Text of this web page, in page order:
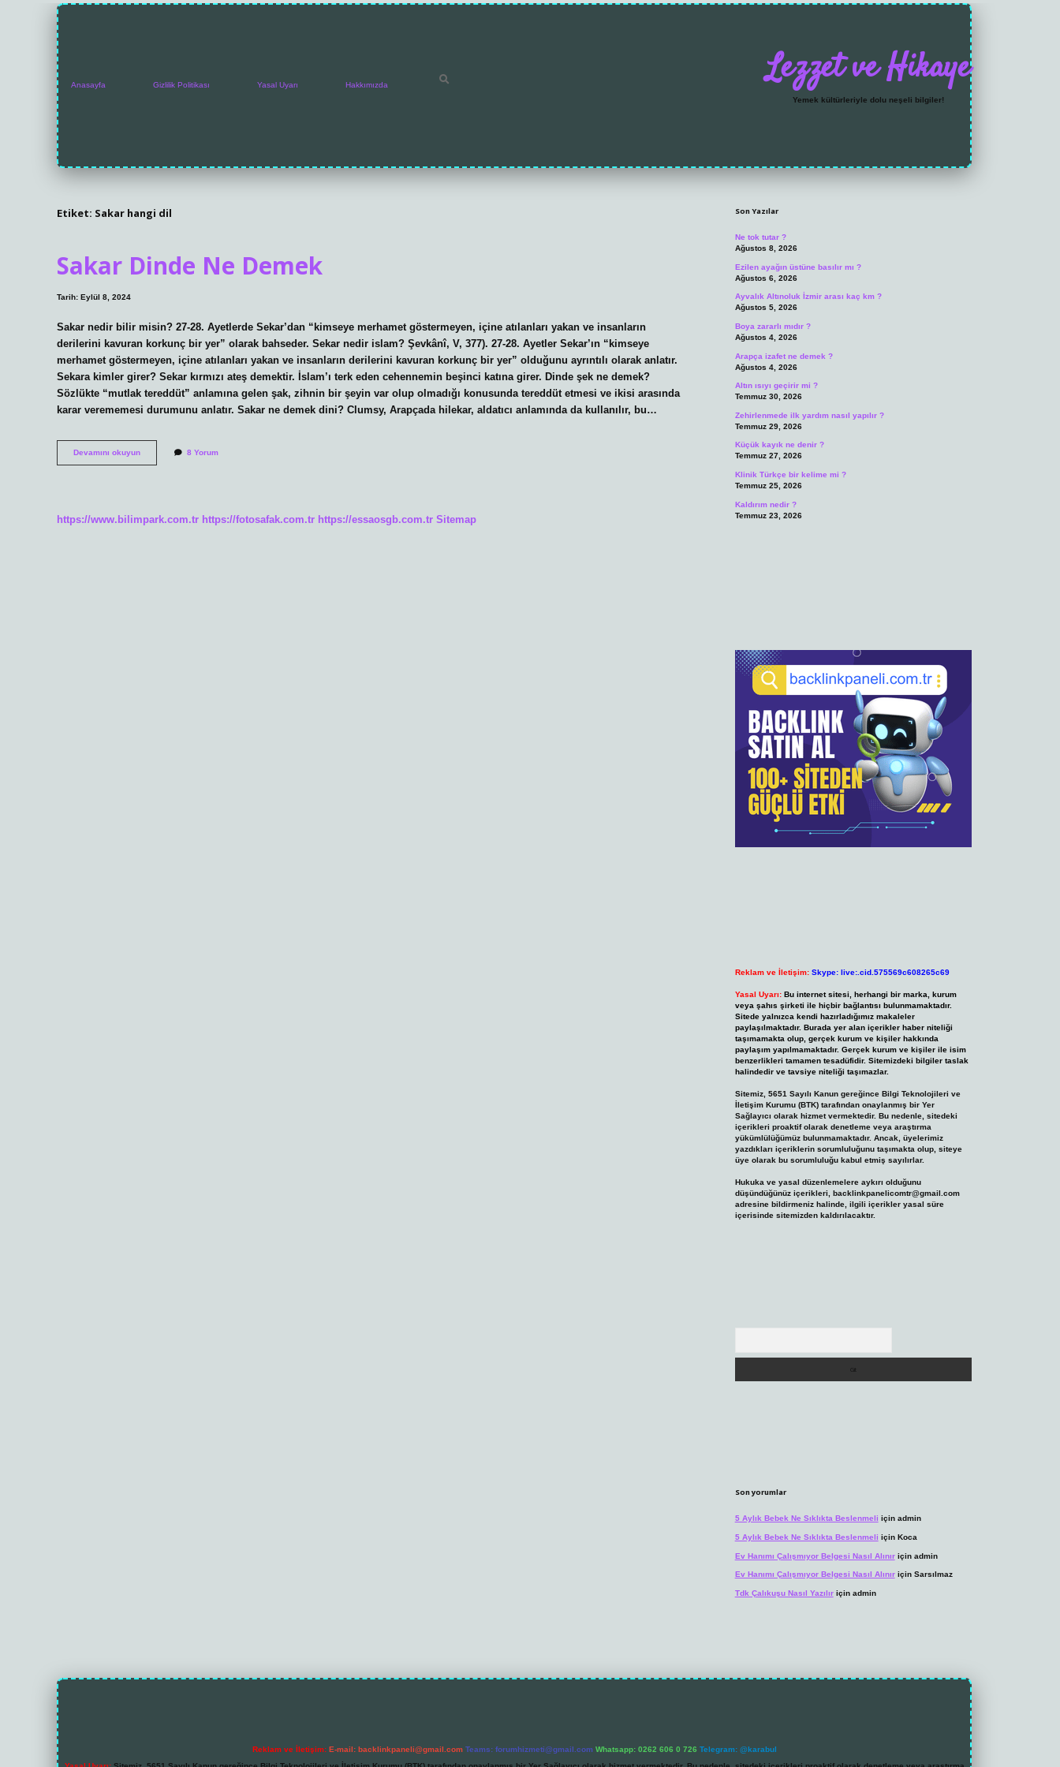
Anasayfa Gizlilik Politikası Yasal Uyarı Hakkımızda Lezzet ve Hikaye
Yemek kültürleriyle dolu neşeli bilgiler!
Etiket: Sakar hangi dil
Sakar Dinde Ne Demek
Tarih: Eylül 8, 2024
Sakar nedir bilir misin? 27-28. Ayetlerde Sekar’dan “kimseye merhamet göstermeyen, içine atılanları yakan ve insanların
derilerini kavuran korkunç bir yer” olarak bahseder. Sekar nedir islam? Şevkânî, V, 377). 27-28. Ayetler Sekar’ın “kimseye
merhamet göstermeyen, içine atılanları yakan ve insanların derilerini kavuran korkunç bir yer” olduğunu ayrıntılı olarak anlatır.
Sekara kimler girer? Sekar kırmızı ateş demektir. İslam’ı terk eden cehennemin beşinci katına girer. Dinde şek ne demek?
Sözlükte “mutlak tereddüt” anlamına gelen şak, zihnin bir şeyin var olup olmadığı konusunda tereddüt etmesi ve ikisi arasında
karar verememesi durumunu anlatır. Sakar ne demek dini? Clumsy, Arapçada hilekar, aldatıcı anlamında da kullanılır, bu…
Devamını okuyunSakar
Dinde
8 Yorum
https://www.bilimpark.com.tr https://fotosafak.com.tr https://essaosgb.com.tr Sitemap
Sidebar
Son Yazılar
Ne tok tutar ?
Ağustos 8, 2026
Ezilen ayağın üstüne basılır mı ?
Ağustos 6, 2026
Ayvalık Altınoluk İzmir arası kaç km ?
Ağustos 5, 2026
Boya zararlı mıdır ?
Ağustos 4, 2026
Arapça izafet ne demek ?
Ağustos 4, 2026
Altın ısıyı geçirir mi ?
Temmuz 30, 2026
Zehirlenmede ilk yardım nasıl yapılır ?
Temmuz 29, 2026
Küçük kayık ne denir ?
Temmuz 27, 2026
Klinik Türkçe bir kelime mi ?
Temmuz 25, 2026
Kaldırım nedir ?
Temmuz 23, 2026
Reklam ve İletişim: Skype: live:.cid.575569c608265c69
Yasal Uyarı: Bu internet sitesi, herhangi bir marka, kurum
veya şahıs şirketi ile hiçbir bağlantısı bulunmamaktadır.
Sitede yalnızca kendi hazırladığımız makaleler
paylaşılmaktadır. Burada yer alan içerikler haber niteliği
taşımamakta olup, gerçek kurum ve kişiler hakkında
paylaşım yapılmamaktadır. Gerçek kurum ve kişiler ile isim
benzerlikleri tamamen tesadüfidir. Sitemizdeki bilgiler taslak
halindedir ve tavsiye niteliği taşımazlar.
Sitemiz, 5651 Sayılı Kanun gereğince Bilgi Teknolojileri ve
İletişim Kurumu (BTK) tarafından onaylanmış bir Yer
Sağlayıcı olarak hizmet vermektedir. Bu nedenle, sitedeki
içerikleri proaktif olarak denetleme veya araştırma
yükümlülüğümüz bulunmamaktadır. Ancak, üyelerimiz
yazdıkları içeriklerin sorumluluğunu taşımakta olup, siteye
üye olarak bu sorumluluğu kabul etmiş sayılırlar.
Hukuka ve yasal düzenlemelere aykırı olduğunu
düşündüğünüz içerikleri, backlinkpanelicomtr@gmail.com
adresine bildirmeniz halinde, ilgili içerikler yasal süre
içerisinde sitemizden kaldırılacaktır.
Son yorumlar
5 Aylık Bebek Ne Sıklıkta Beslenmeli için admin
5 Aylık Bebek Ne Sıklıkta Beslenmeli için Koca
Ev Hanımı Çalışmıyor Belgesi Nasıl Alınıriçin admin
Ev Hanımı Çalışmıyor Belgesi Nasıl Alınıriçin Sarsılmaz
Tdk Çalıkuşu Nasıl Yazılıriçin admin
Reklam ve İletişim: E-mail: backlinkpaneli@gmail.com Teams: forumhizmeti@gmail.com Whatsapp: 0262 606 0 726 Telegram: @karabul